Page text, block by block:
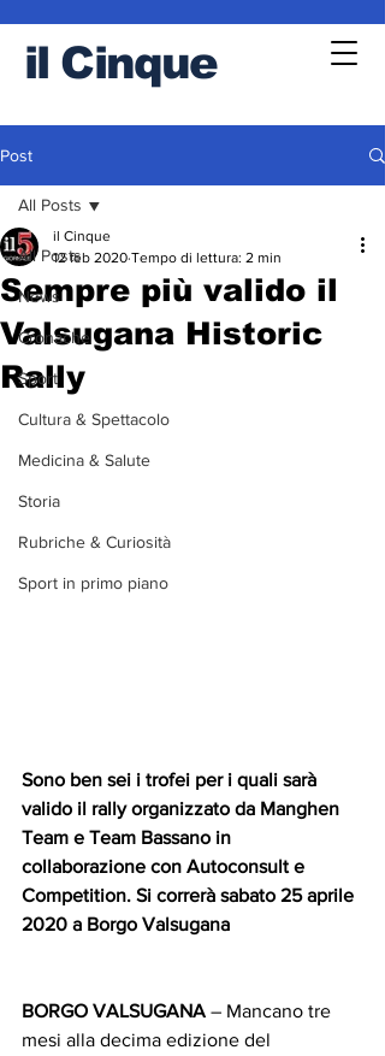
il Cinque
Post
All Posts
News
Cronache
Sport
Cultura & Spettacolo
Medicina & Salute
Storia
Rubriche & Curiosità
Sport in primo piano
All Posts
Sempre più valido il
Valsugana Historic
Rally
il Cinque
12 feb 2020 Tempo di lettura: 2 min
Sono ben sei i trofei per i quali sarà
valido il rally organizzato da Manghen
Team e Team Bassano in
collaborazione con Autoconsult e
Competition. Si correrà sabato 25 aprile
2020 a Borgo Valsugana
BORGO VALSUGANA – Mancano tre
mesi alla decima edizione del